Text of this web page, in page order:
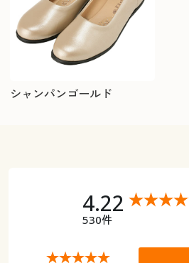
シャンパンゴールド
4.22
530件